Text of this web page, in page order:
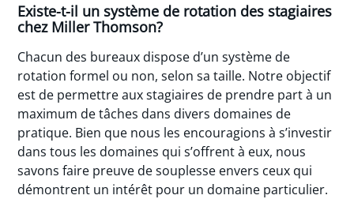
Existe-t-il un système de rotation des stagiaires
chez Miller Thomson?
Chacun des bureaux dispose d’un système de
rotation formel ou non, selon sa taille. Notre objectif
est de permettre aux stagiaires de prendre part à un
maximum de tâches dans divers domaines de
pratique. Bien que nous les encouragions à s’investir
dans tous les domaines qui s’offrent à eux, nous
savons faire preuve de souplesse envers ceux qui
démontrent un intérêt pour un domaine particulier.